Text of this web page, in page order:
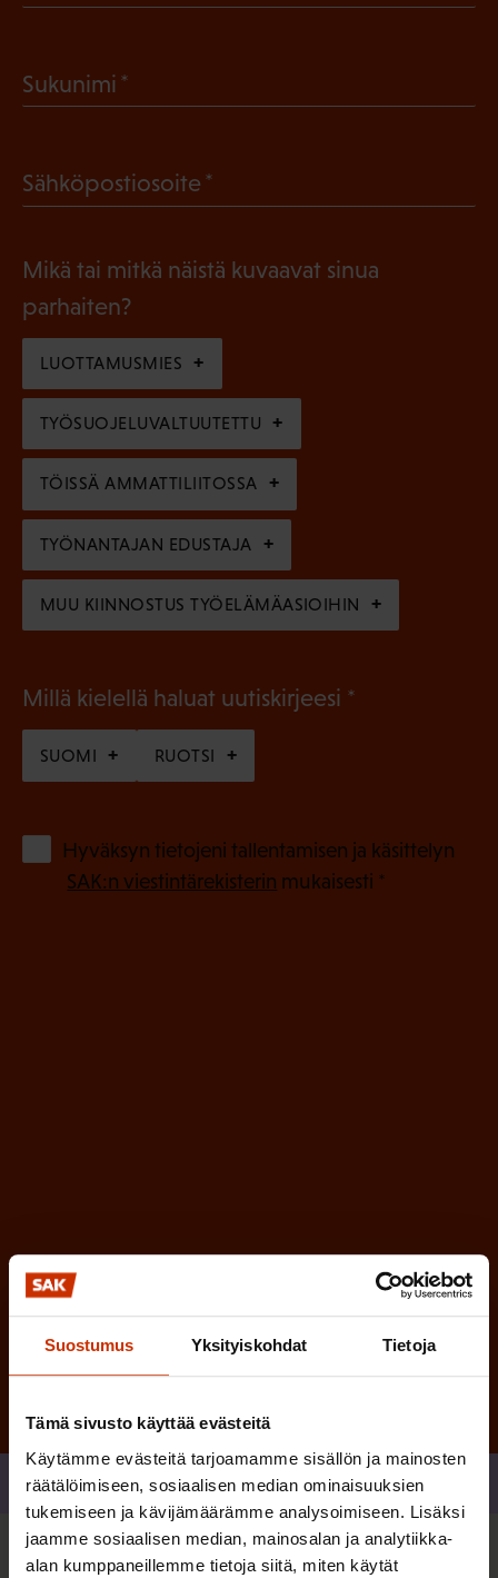
Suostumus Yksityiskohdat Tietoja
Tämä sivusto käyttää evästeitä
Käytämme evästeitä tarjoamamme sisällön ja mainosten
räätälöimiseen, sosiaalisen median ominaisuuksien
tukemiseen ja kävijämäärämme analysoimiseen. Lisäksi
jaamme sosiaalisen median, mainosalan ja analytiikka-
alan kumppaneillemme tietoja siitä, miten käytät
l
n
e
)
Sukunimi
k
l
i
n
e
n
)
Sähköpostiosoite
P
l
i
n
e
n
)
Mikä tai mitkä näistä kuvaavat sinua
parhaiten?
LUOTTAMUSMIES
TYÖSUOJELUVALTUUTETTU
TÖISSÄ AMMATTILIITOSSA
TYÖNANTAJAN EDUSTAJA
MUU KIINNOSTUS TYÖELÄMÄASIOIHIN
Millä kielellä haluat uutiskirjeesi
o
l
SUOMI RUOTSI
Hyväksyn tietojeni tallentamisen ja käsittelyn
SAK:n viestintärekisterin mukaisesti *
Tilaa
Jaa